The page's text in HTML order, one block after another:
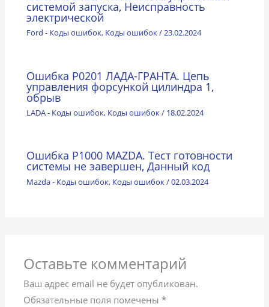
системой запуска, Неисправность
электрической
Ford - Коды ошибок, Коды ошибок/23.02.2024
Ошибка P0201 ЛАДА-ГРАНТА. Цепь
управления форсункой цилиндра 1,
обрыв
LADA - Коды ошибок, Коды ошибок/ 18.02.2024
Ошибка P1000 MAZDA. Тест готовности
системы не завершен, Данный код
Mazda - Коды ошибок, Коды ошибок/02.03.2024
Оставьте комментарий
Ваш адрес email не будет опубликован.
Обязательные поля помечены*